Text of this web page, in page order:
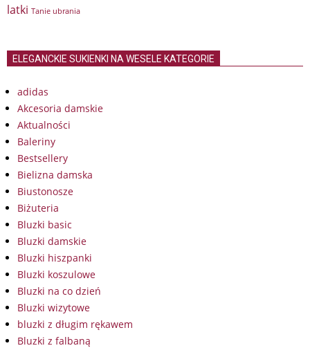
latki Tanie ubrania
ELEGANCKIE SUKIENKI NA WESELE KATEGORIE
adidas
Akcesoria damskie
Aktualności
Baleriny
Bestsellery
Bielizna damska
Biustonosze
Biżuteria
Bluzki basic
Bluzki damskie
Bluzki hiszpanki
Bluzki koszulowe
Bluzki na co dzień
Bluzki wizytowe
bluzki z długim rękawem
Bluzki z falbaną